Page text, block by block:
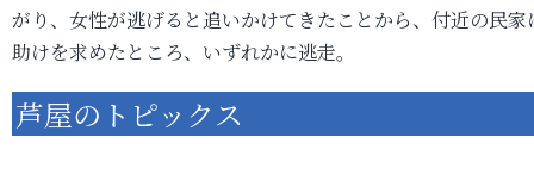
がり、女性が逃げると追いかけてきたことから、付近の民家
助けを求めたところ、いずれかに逃走。
芦屋のトピックス